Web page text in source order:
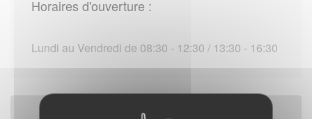
Horaires d'ouverture :
Lundi au Vendredi de 08:30 - 12:30 / 13:30 - 16:30